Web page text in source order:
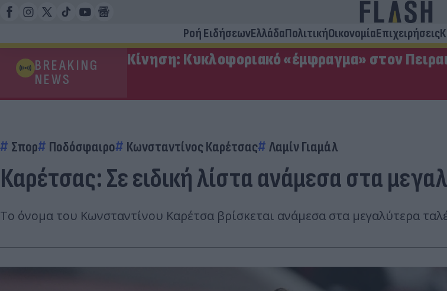
Ροή ΕιδήσεωνΕλλάδαΠολιτικήΟικονομίαΕπιχειρήσεις
BREAKING
NEWS
Κίνηση: Κυκλοφοριακό «έμφραγμα» στον
Σπορ Ποδόσφαιρο Κωνσταντίνος Καρέτσας Λαμίν Γιαμάλ
Καρέτσας: Σε ειδική λίστα ανάμεσα στα
Το όνομα του Κωνσταντίνου Καρέτσα βρίσκεται ανάμεσα στα μεγαλύτερα